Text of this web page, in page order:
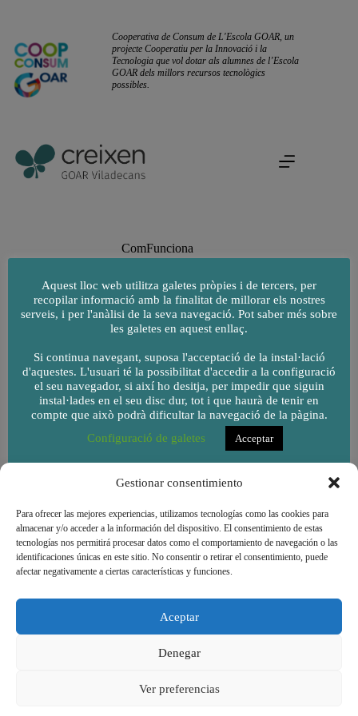
Gestionar consentimiento
Para ofrecer las mejores experiencias, utilizamos tecnologías como las cookies para
almacenar y/o acceder a la información del dispositivo. El consentimiento de estas
tecnologías nos permitirá procesar datos como el comportamiento de navegación o las
identificaciones únicas en este sitio. No consentir o retirar el consentimiento, puede
afectar negativamente a ciertas características y funciones.
Aceptar
Denegar
Ver preferencias
Cooperativa de Consum de L'Escola GOAR, un
projecte Cooperatiu per la Innovació i la
Tecnologia que vol dotar als alumnes de l’Escola
GOAR dels millors recursos tecnològics
possibles.
ComFunciona
Cooperativa de consum de l'Escola Goar - Copyright
Aquest lloc web utilitza galetes pròpies i de tercers, per
recopilar informació amb la finalitat de millorar els nostres
serveis, i per l'anàlisi de la seva navegació. Pot saber més sobre
les galetes en aquest enllaç.
Si continua navegant, suposa l'acceptació de la instal·lació
d'aquestes. L'usuari té la possibilitat d'accedir a la configuració
el seu navegador, si així ho desitja, per impedir que siguin
instal·lades en el seu disc dur, tot i que haurà de tenir en
compte que això podrà dificultar la navegació de la pàgina.
Configuració de galetes
Acceptar